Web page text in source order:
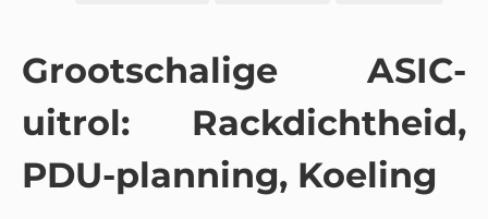
Grootschalige ASIC-
uitrol: Rackdichtheid,
PDU-planning, Koeling